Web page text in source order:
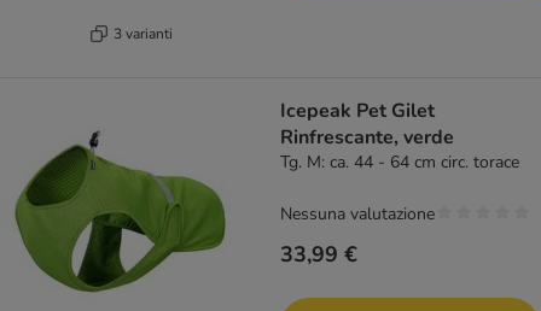
3 varianti
Icepeak Pet Gilet
Rinfrescante, verde
Tg. M: ca. 44 - 64 cm circ. torace
33,99 €
Nessuna valutazione